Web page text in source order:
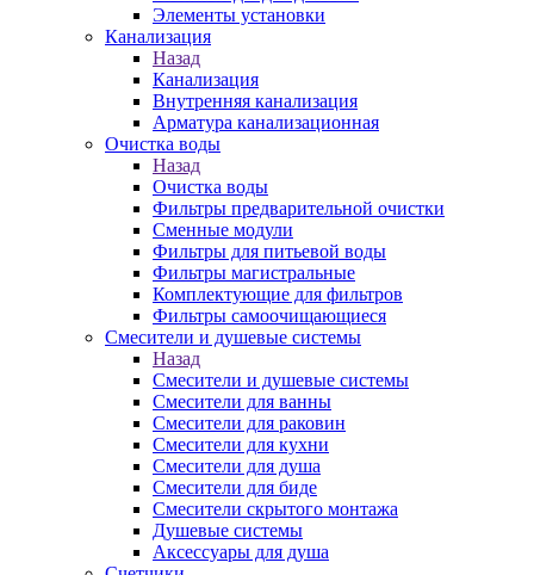
Элементы установки
Канализация
Назад
Канализация
Внутренняя канализация
Арматура канализационная
Очистка воды
Назад
Очистка воды
Фильтры предварительной очистки
Сменные модули
Фильтры для питьевой воды
Фильтры магистральные
Комплектующие для фильтров
Фильтры самоочищающиеся
Смесители и душевые системы
Назад
Смесители и душевые системы
Смесители для ванны
Смесители для раковин
Смесители для кухни
Смесители для душа
Смесители для биде
Смесители скрытого монтажа
Душевые системы
Аксессуары для душа